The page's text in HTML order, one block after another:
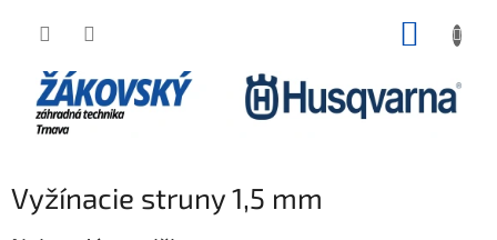
Vyžínacie struny 1,5 mm